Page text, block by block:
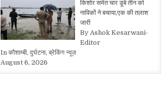
किशोर समेत चार डूबे तीन को
नाविकों ने बचाया,एक की तलाश
जारी
By Ashok Kesarwani-
Editor
In कौशाम्बी, दुर्घटना, ब्रेकिंग न्यूज़
August 6, 2026